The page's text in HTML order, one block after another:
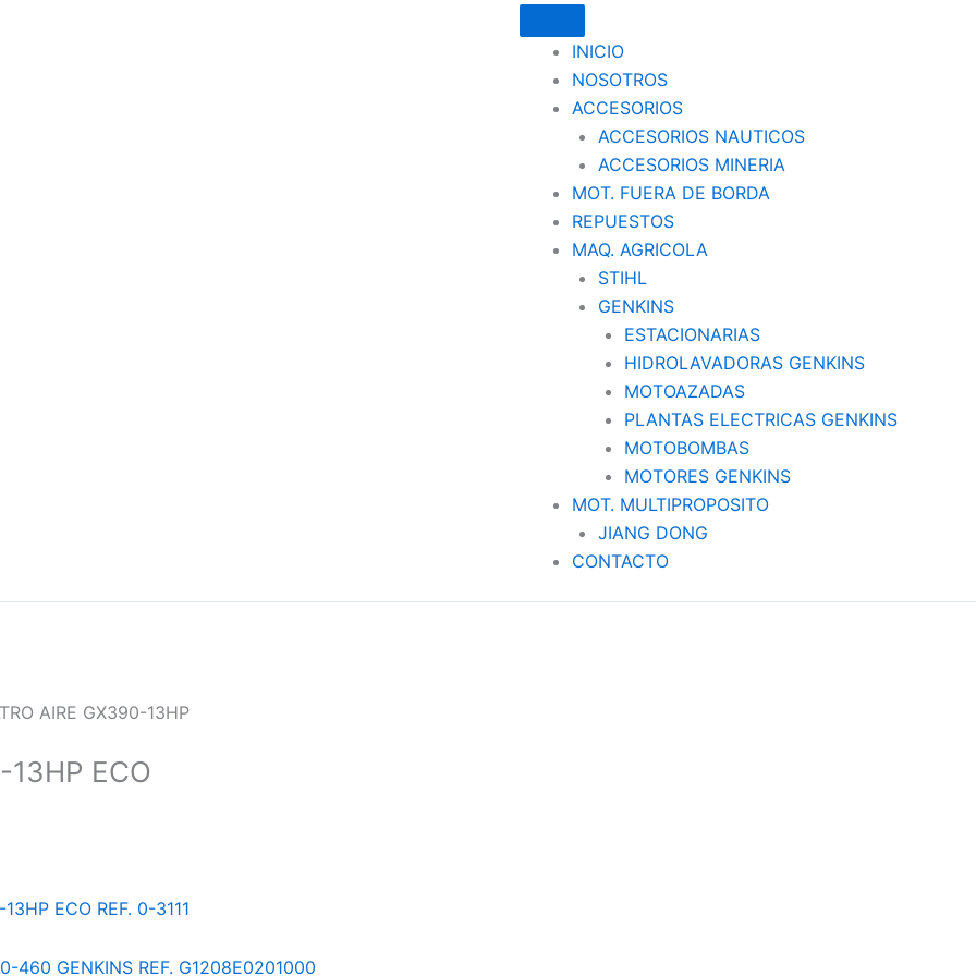
INICIO
NOSOTROS
ACCESORIOS
ACCESORIOS NAUTICOS
ACCESORIOS MINERIA
MOT. FUERA DE BORDA
REPUESTOS
MAQ. AGRICOLA
STIHL
GENKINS
ESTACIONARIAS
HIDROLAVADORAS GENKINS
MOTOAZADAS
PLANTAS ELECTRICAS GENKINS
MOTOBOMBAS
MOTORES GENKINS
MOT. MULTIPROPOSITO
JIANG DONG
CONTACTO
AIRE GX390-13HP
13HP ECO